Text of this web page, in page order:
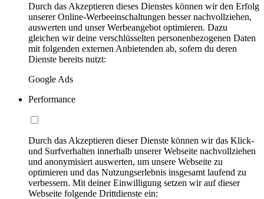
Durch das Akzeptieren dieses Dienstes können wir den Erfolg
unserer Online-Werbeeinschaltungen besser nachvollziehen,
auswerten und unser Werbeangebot optimieren. Dazu
gleichen wir deine verschlüsselten personenbezogenen Daten
mit folgenden externen Anbietenden ab, sofern du deren
Dienste bereits nutzt:
Google Ads
Performance
Durch das Akzeptieren dieser Dienste können wir das Klick-
und Surfverhalten innerhalb unserer Webseite nachvollziehen
und anonymisiert auswerten, um unsere Webseite zu
optimieren und das Nutzungserlebnis insgesamt laufend zu
verbessern. Mit deiner Einwilligung setzen wir auf dieser
Webseite folgende Drittdienste ein: